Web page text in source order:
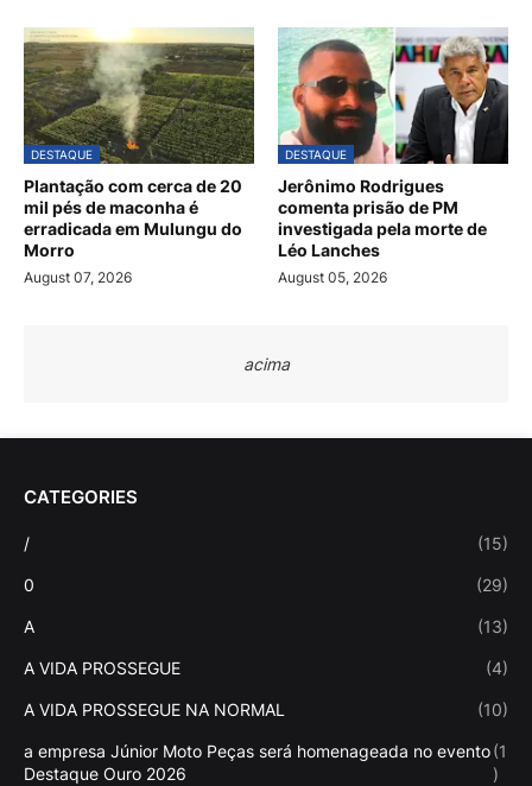
DESTAQUE
Plantação com cerca de 20
mil pés de maconha é
erradicada em Mulungu do
Morro
August 07, 2026
DESTAQUE
Jerônimo Rodrigues
comenta prisão de PM
investigada pela morte de
Léo Lanches
August 05, 2026
acima
CATEGORIES
/ (15)
0 (29)
A (13)
A VIDA PROSSEGUE (4)
A VIDA PROSSEGUE NA NORMAL (10)
a empresa Júnior Moto Peças será homenageada no evento
Destaque Ouro 2026
(1
)